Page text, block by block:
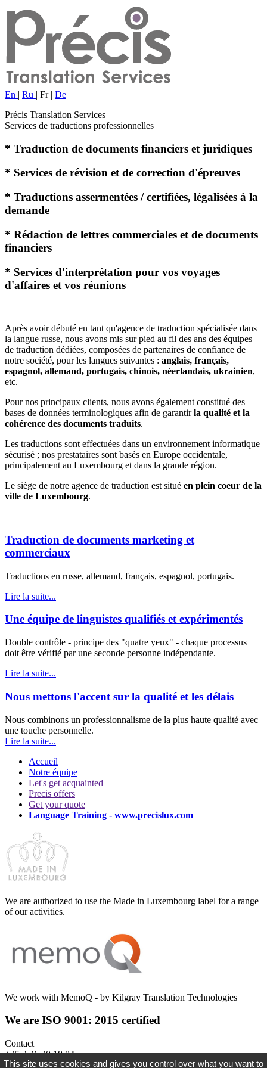
En | Ru | Fr | De
Précis Translation Services
Services de traductions professionnelles
* Traduction de documents financiers et juridiques
* Services de révision et de correction d'épreuves
* Traductions assermentées / certifiées, légalisées à la
demande
* Rédaction de lettres commerciales et de documents
financiers
* Services d'interprétation pour vos voyages
d'affaires et vos réunions
Après avoir débuté en tant qu'agence de traduction spécialisée dans
la langue russe, nous avons mis sur pied au fil des ans des équipes
de traduction dédiées, composées de partenaires de confiance de
notre société, pour les langues suivantes : anglais, français,
espagnol, allemand, portugais, chinois, néerlandais, ukrainien,
etc.
Pour nos principaux clients, nous avons également constitué des
bases de données terminologiques afin de garantirla qualité et la
cohérence des documents traduits.
Les traductions sont effectuées dans un environnement informatique
sécurisé ; nos prestataires sont basés en Europe occidentale,
principalement au Luxembourg et dans la grande région.
Le siège de notre agence de traduction est situé en plein coeur de la
ville de Luxembourg.
Traduction de documents marketing et
commerciaux
Traductions en russe, allemand, français, espagnol, portugais.
Lire la suite...
Une équipe de linguistes qualifiés et expérimentés
Double contrôle - principe des "quatre yeux" - chaque processus
doit être vérifié par une seconde personne indépendante.
Lire la suite...
Nous mettons l'accent sur la qualité et les délais
Nous combinons un professionnalisme de la plus haute qualité avec
une touche personnelle.
Lire la suite...
Accueil
Notre équipe
Let's get acquainted
Precis offers
Get your quote
Language Training - www.precislux.com
We are authorized to use the Made in Luxembourg label for a range
of our activities.
We work with MemoQ - by Kilgray Translation Technologies
We are ISO 9001: 2015 certified
Contact
+35 2 26 20 18 84
info@precistranslations.lu
This site uses cookies and gives you control over what you want to